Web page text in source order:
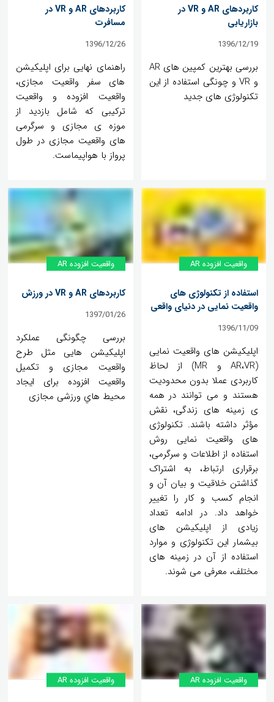
کاربردهای AR و VR در
بازاریابی
1396/12/19
بررسی بهترین کمپین های AR
و VR و چونگی استفاده از این
تکنولوژی های جدید
کاربردهای AR و VR در
مسافرت
1396/12/26
راهنمای نهایی برای اپلیکیشن
های سفر واقعیت مجازی،
واقعیت افزوده و واقعیت
ترکیبی که شامل بازدید از
موزه ی مجازی و سرگرمی
های واقعیت مجازی در طول
پرواز با هواپیماست.
واقعیت افزوده AR
استفاده از تکنولوژی های
واقعیت نمایی در دنیای واقعی
1396/11/09
اپلیکیشن های واقعیت نمایی
(AR،VR و MR) از لحاظ
کاربردی عملا بدون محدودیت
هستند و می توانند در همه
ی زمینه های زندگی، نقش
مؤثر داشته باشند. تکنولوژی
های واقعیت نمایی روش
استفاده از اطلاعات و سرگرمی،
برقراری ارتباط، به اشتراک
گذاشتن خلاقیت و بیان آن و
انجام کسب و کار را تغییر
خواهد داد. در ادامه تعداد
زیادی از اپلیکیشن های
بیشمار این تکنولوژی و موارد
استفاده از آن در زمینه های
مختلف، معرفی می شوند.
واقعیت افزوده AR
کاربردهای AR و VR در ورزش
1397/01/26
بررسی چگونگی عملکرد
اپلیکیشن هایی مثل طرح
واقعیت مجازی و تکمیل
واقعیت افزوده برای ايجاد
محيط هاي ورزشی مجازی
واقعیت افزوده AR واقعیت افزوده AR